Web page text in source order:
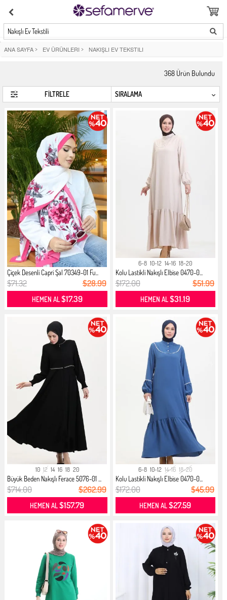
Nakışlı Ev Tekstili
ANA SAYFA > EV ÜRÜNLERI > NAKIŞLI EV TEKSTILI
368 Ürün Bulundu
FİLTRELE
Çiçek Desenli Capri Şal 70349-01 Fu...
$71.32 $28.99
HEMEN AL$17.39
6-8 10-12 14-16 18-20
Kolu Lastikli Nakışlı Elbise 0470-0...
$172.00 $51.99
HEMEN AL$31.19
10 12 14 16 18 20
Büyük Beden Nakışlı Ferace 5076-01 ...
$714.00 $262.99
HEMEN AL$157.79
6-8 10-12 14-16 18-20
Kolu Lastikli Nakışlı Elbise 0470-0...
$172.00 $45.99
HEMEN AL$27.59